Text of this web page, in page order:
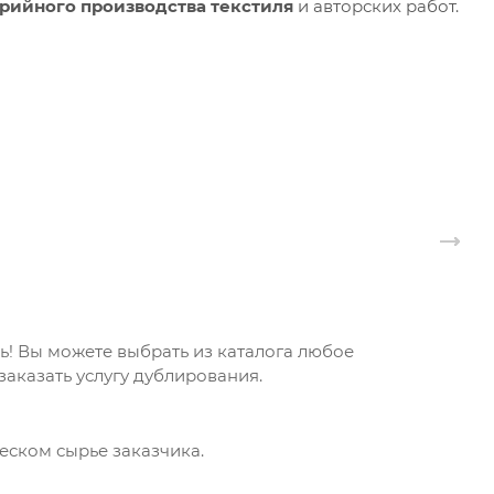
производства текстиля и авторских работ.
Вы можете выбрать из каталога любое
услугу дублирования.
сырье заказчика.